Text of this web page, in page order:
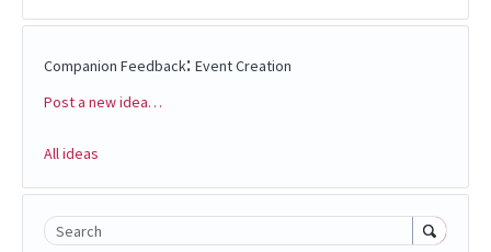
Companion Feedback: Event Creation
Categories
Post a new idea…
All ideas
Search